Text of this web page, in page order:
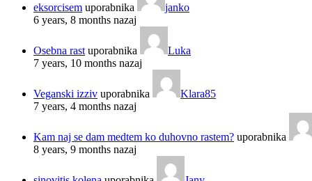
eksorcisem uporabnika
janko
6 years, 8 months nazaj
Osebna rast uporabnika
Luka
7 years, 10 months nazaj
Veganski izziv uporabnika
Klara85
7 years, 4 months nazaj
Kam naj se dam medtem ko duhovno rastem? uporabnika
8 years, 9 months nazaj